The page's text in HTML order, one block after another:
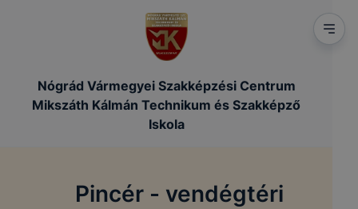
Nógrád Vármegyei Szakképzési Centrum
Mikszáth Kálmán Technikum és Szakképző
Iskola
Pincér - vendégtéri